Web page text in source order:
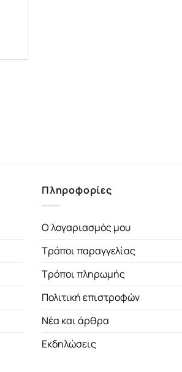
Πληροφορίες
Ο λογαριασμός μου
Τρόποι παραγγελίας
Τρόποι πληρωμής
Πολιτική επιστροφών
Νέα και άρθρα
Εκδηλώσεις